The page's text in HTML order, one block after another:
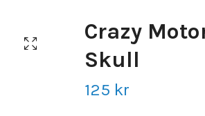
Crazy
Skull
125 kr